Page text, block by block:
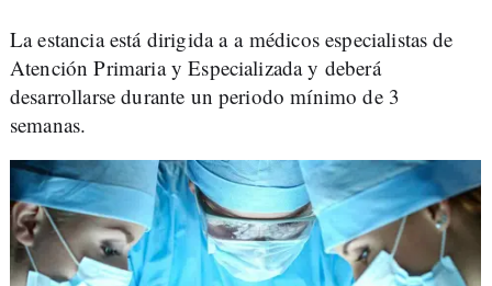
La estancia está dirigida a a médicos especialistas de
Atención Primaria y Especializada y deberá
desarrollarse durante un periodo mínimo de 3
semanas.